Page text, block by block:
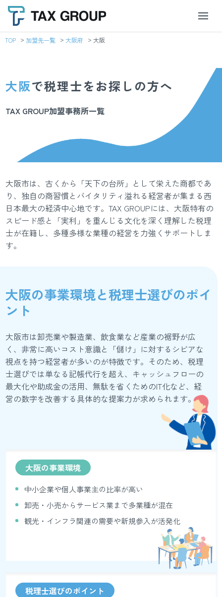
TOP 加盟先一覧 大阪府 大阪
大阪で税理士をお探しの方へ
TAX GROUP加盟事務所一覧
大阪市は、古くから「天下の台所」として栄えた商都であ
り、独自の商習慣とバイタリティ溢れる経営者が集まる西
日本最大の経済中心地です。TAX GROUPには、大阪特有の
スピード感と「実利」を重んじる文化を深く理解した税理
士が在籍し、多種多様な業種の経営を力強くサポートしま
す。
大阪の事業環境と税理士選びのポイ
ント
大阪市は卸売業や製造業、飲食業など産業の裾野が広
く、非常に高いコスト意識と「儲け」に対するシビアな
視点を持つ経営者が多いのが特徴です。そのため、税理
士選びでは単なる記帳代行を超え、キャッシュフローの
最大化や助成金の活用、無駄を省くためのIT化など、経
営の数字を改善する具体的な提案力が求められます。
大阪の事業環境
中小企業や個人事業主の比率が高い
卸売・小売からサービス業まで多業種が混在
観光・インフラ関連の需要や新規参入が活発化
税理士選びのポイント